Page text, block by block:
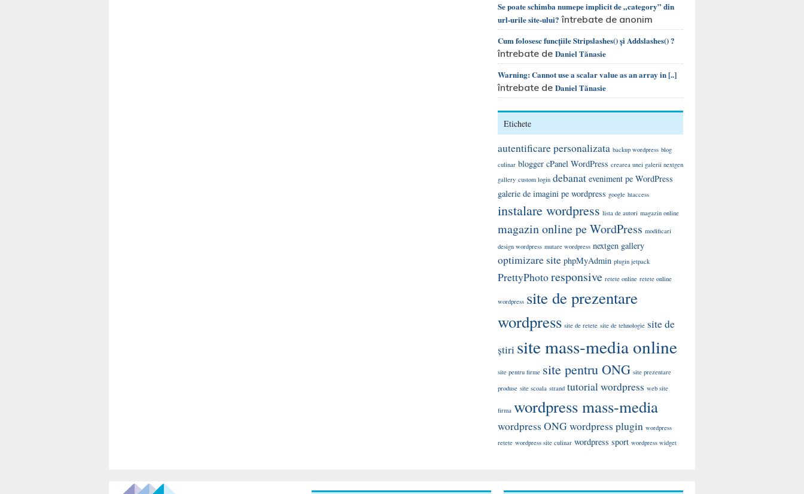
Se poate schimba numepe implicit de „category” din
url-urile site-ului? întrebate de anonim
Cum folosesc funcțiile Stripslashes() și Addslashes() ?
întrebate de Daniel Tănasie
Warning: Cannot use a scalar value as an array in [..]
întrebate de Daniel Tănasie
Etichete
autentificare personalizata backup wordpress blog
culinar blogger cPanel WordPress crearea unei galerii nextgen
gallery custom login debanat eveniment pe WordPress
galerie de imagini pe wordpress google htaccess
instalare wordpress lista de autori magazin online
magazin online pe WordPress modificari
design wordpress mutare wordpress nextgen gallery
optimizare site phpMyAdmin plugin jetpack
PrettyPhotoresponsive retete online retete online
wordpress site de prezentare
wordpress site de retete site de tehnologie site de
știri site mass-media online
site pentru firme site pentru ONG site prezentare
produse site scoala strand tutorial wordpress web site
firma wordpress mass-media
wordpress ONGwordpress plugin wordpress
retete wordpress site culinar wordpress sport wordpress widget